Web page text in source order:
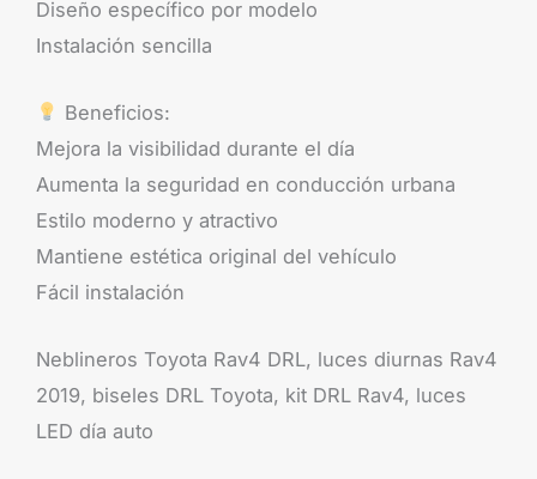
Diseño específico por modelo
Instalación sencilla
Beneficios:
Mejora la visibilidad durante el día
Aumenta la seguridad en conducción urbana
Estilo moderno y atractivo
Mantiene estética original del vehículo
Fácil instalación
Neblineros Toyota Rav4 DRL, luces diurnas Rav4
2019, biseles DRL Toyota, kit DRL Rav4, luces
LED día auto